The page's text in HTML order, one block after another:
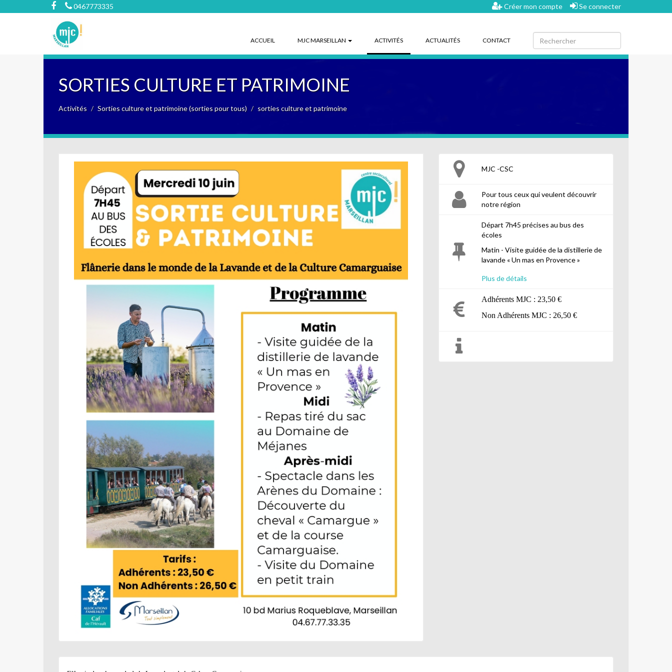
0467773335 Créer mon compte Se connecter
ACCUEIL MJC MARSEILLAN ACTIVITÉS(CURRENT)ACTUALITÉS CONTACT
SORTIES CULTURE ET PATRIMOINE
Activités Sorties culture et patrimoine (sorties pour tous) sorties culture et patrimoine
MJC -CSC
Pour tous ceux qui veulent découvrir
notre région
Départ 7h45 précises au bus des
écoles
Matin - Visite guidée de la distillerie de
lavande « Un mas en Provence »
Midi : - Repas tiré du sac au Domaine de
Après-midi :
- Spectacle dans les Arènes du
Plus de détails
Adhérents MJC : 23,50 €
Non Adhérents MJC : 26,50 €